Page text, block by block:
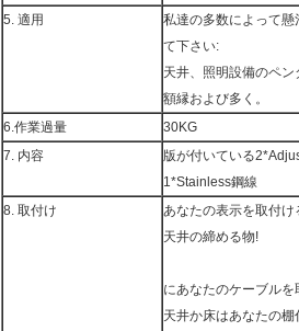
5. 適用
私達の多数によって
て下さい:
天井、照明設備のペン
額縁および多く。
6.作業過量
30KG
7. 内容
版が付いている
1*Stainless鋼線
8. 取付け
あなたの表示を取付
天井の締める物!
にあなたのケーブル
天井か床はあなたの棚